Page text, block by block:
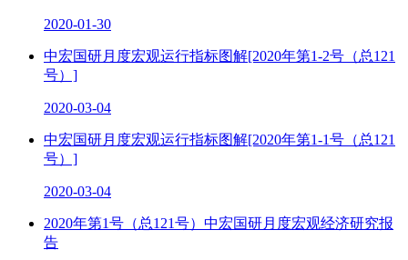
2020-01-30
中宏国研月度宏观运行指标图解[2020年第1-2号（总121
号）]
2020-03-04
中宏国研月度宏观运行指标图解[2020年第1-1号（总121
号）]
2020-03-04
2020年第1号（总121号）中宏国研月度宏观经济研究报
告